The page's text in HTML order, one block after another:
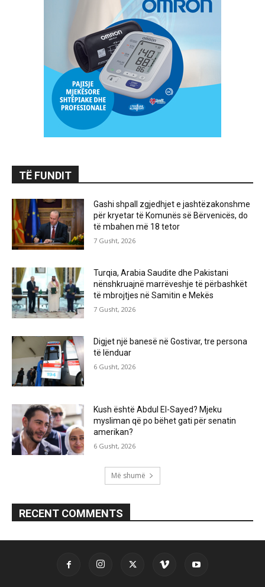
TË FUNDIT
Gashi shpall zgjedhjet e jashtëzakonshme
për kryetar të Komunës së Bërvenicës, do
të mbahen më 18 tetor
7 Gusht, 2026
Turqia, Arabia Saudite dhe Pakistani
nënshkruajnë marrëveshje të përbashkët
të mbrojtjes në Samitin e Mekës
7 Gusht, 2026
Digjet një banesë në Gostivar, tre persona
të lënduar
6 Gusht, 2026
Kush është Abdul El-Sayed? Mjeku
mysliman që po bëhet gati për senatin
amerikan?
6 Gusht, 2026
Më shumë
RECENT COMMENTS